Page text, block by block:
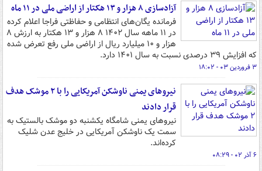
آزادسازی ۸ هزار و ۱۳ هکتار از اراضی ملی در ۱۱ ماه
فرمانده یگان‌های انتظامی و حفاظتی فراجا اعلام کرده
در ۱۱ ماهه سال ۱۴۰۲ ۸ هزار و ۱۳ هکتار به ارزش ۸
هزار و ۱۰ میلیارد ریال از اراضی ملی رفع تعرض شده
که افزایش ۳۹ درصدی نسبت به سال ۱۴۰۱ دارد.
۳ فروردین ۰۳ - ۱۸:۰۲
نیروهای یمنی ناوشکن آمریکایی را با ۲ موشک هدف
قرار دادند
نیروهای یمنی شامگاه یکشنبه دو موشک بالستیک به
سمت یک ناوشکن آمریکایی در خلیج عدن شلیک
کرده‌اند.
۶ آذر ۰۲ - ۰۸:۲۹